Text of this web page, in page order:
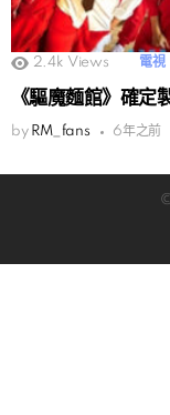
2.4k Views 電視
《驅魔麵館》確
by RM_fans 6年之前